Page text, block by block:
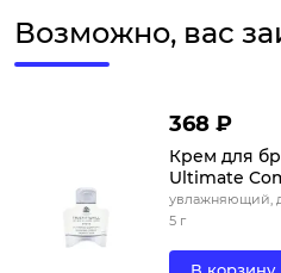
Возможно, вас
368 ₽
Крем для
Ultimate
увлажняющий,
5 г